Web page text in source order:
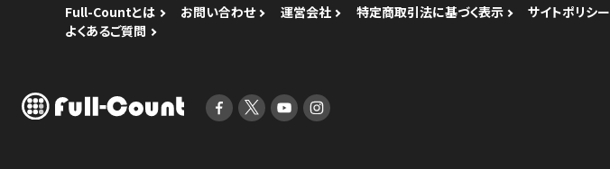
Full-Countとは お問い合わせ 運営会社 特定商取引法に基づく表示 サイトポリシー
よくあるご質問